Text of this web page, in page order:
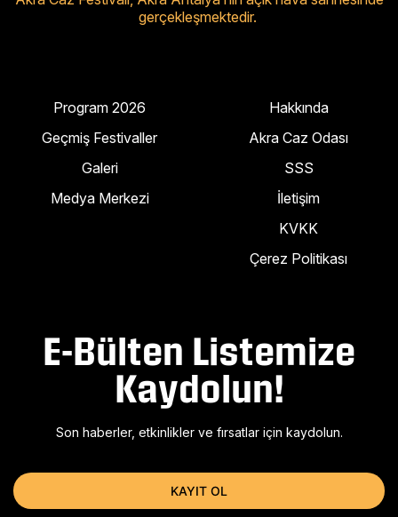
gerçekleşmektedir.
Program 2026
Geçmiş Festivaller
Galeri
Medya Merkezi
Hakkında
Akra Caz Odası
SSS
İletişim
KVKK
Çerez Politikası
E-Bülten Listemize
Kaydolun!
Son haberler, etkinlikler ve fırsatlar için kaydolun.
KAYIT OL